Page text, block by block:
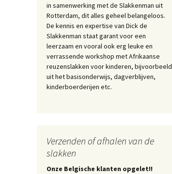
in samenwerking met de Slakkenman uit
Rotterdam, dit alles geheel belangeloos.
De kennis en expertise van Dick de
Slakkenman staat garant voor een
leerzaam en vooral ook erg leuke en
verrassende workshop met Afrikaanse
reuzenslakken voor kinderen, bijvoorbeeld
uit het basisonderwijs, dagverblijven,
kinderboerderijen etc.
Verzenden of afhalen van de
slakken
Onze Belgische klanten opgelet!!